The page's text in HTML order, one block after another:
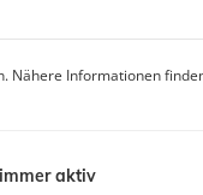
Nähere Informationen
immer aktiv